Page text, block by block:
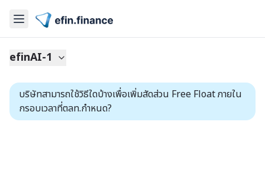
efinAI-1
บริษัทสามารถใช้วิธีใดบ้างเพื่อเพิ่มสัดส่วน Free Float ภายใน
กรอบเวลาที่ตลท.กำหนด?